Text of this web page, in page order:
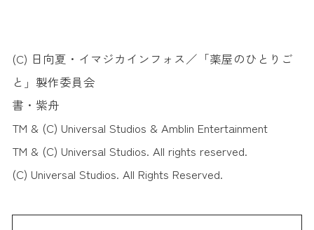
(C) 日向夏・イマジカインフォス／「薬屋のひとりご
と」製作委員会
書・紫舟
TM & (C) Universal Studios & Amblin Entertainment
TM & (C) Universal Studios. All rights reserved.
(C) Universal Studios. All Rights Reserved.